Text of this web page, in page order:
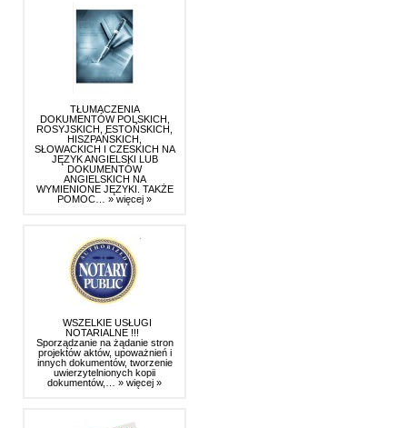
TŁUMACZENIA
DOKUMENTÓW POLSKICH,
ROSYJSKICH, ESTOŃSKICH,
HISZPAŃSKICH,
SŁOWACKICH I CZESKICH NA
JĘZYK ANGIELSKI LUB
DOKUMENTÓW
ANGIELSKICH NA
WYMIENIONE JĘZYKI. TAKŻE
POMOC… » więcej »
WSZELKIE USŁUGI
NOTARIALNE !!!
Sporządzanie na żądanie stron
projektów aktów, upoważnień i
innych dokumentów, tworzenie
uwierzytelnionych kopii
dokumentów,… » więcej »